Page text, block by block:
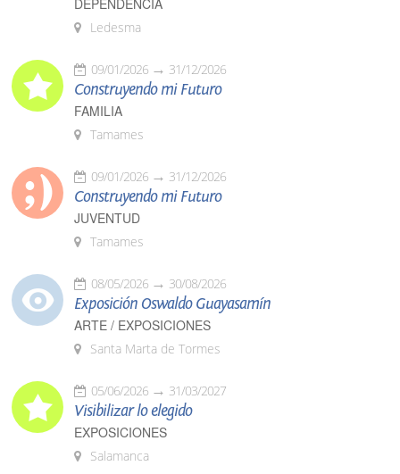
DEPENDENCIA
Ledesma
09/01/2026 31/12/2026
Construyendo mi Futuro
FAMILIA
Tamames
09/01/2026 31/12/2026
Construyendo mi Futuro
JUVENTUD
Tamames
08/05/2026 30/08/2026
Exposición Oswaldo Guayasamín
ARTE / EXPOSICIONES
Santa Marta de Tormes
05/06/2026 31/03/2027
Visibilizar lo elegido
EXPOSICIONES
Salamanca